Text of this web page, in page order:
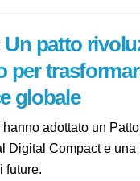
Un patto
per
globale